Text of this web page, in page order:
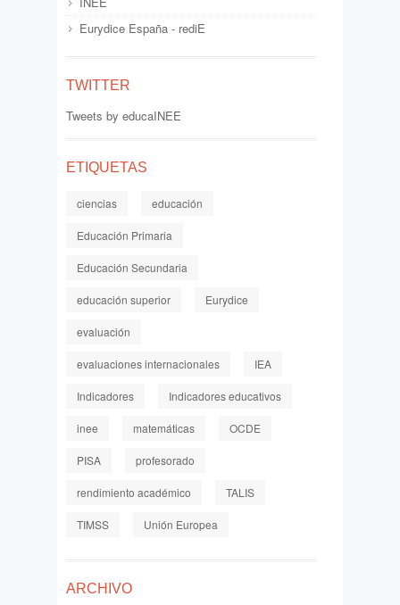
Eurydice España - rediE
TWITTER
Tweets by educaINEE
ETIQUETAS
ciencias educación
Educación Primaria
Educación Secundaria
educación superior Eurydice
evaluación
evaluaciones internacionales IEA
Indicadores Indicadores educativos
inee matemáticas OCDE
PISA profesorado
rendimiento académico TALIS
TIMSS Unión Europea
ARCHIVO